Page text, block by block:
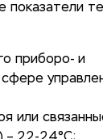
показатели
приборо- и
или